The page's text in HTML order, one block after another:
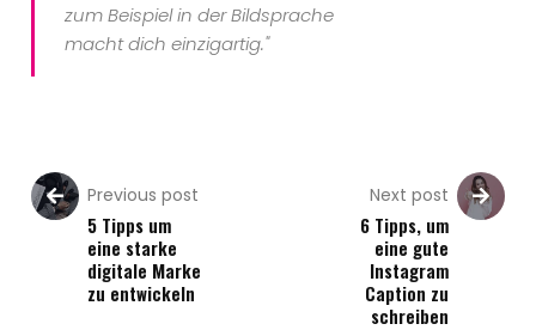
zum Beispiel in der Bildsprache
macht dich einzigartig."
Previous post
5 Tipps um
eine starke
digitale Marke
zu entwickeln
Next post
6 Tipps, um
eine gute
Instagram
Caption zu
schreiben